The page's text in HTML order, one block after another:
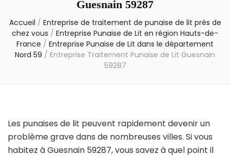
Guesnain 59287
Accueil / Entreprise de traitement de punaise de lit près de
chez vous / Entreprise Punaise de Lit en région Hauts-de-
France / Entreprise Punaise de Lit dans le département
Nord 59 / Entreprise Traitement Punaise de Lit Guesnain
59287
Les punaises de lit peuvent rapidement devenir un
problème grave dans de nombreuses villes. Si vous
habitez à Guesnain 59287, vous savez à quel point il